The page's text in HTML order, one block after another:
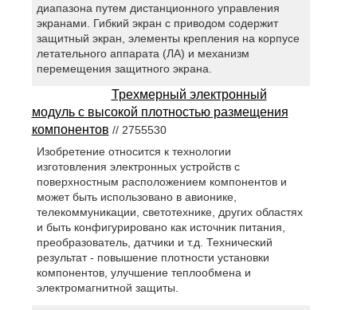
диапазона путем дистанционного управления
экранами. Гибкий экран с приводом содержит
защитный экран, элементы крепления на корпусе
летательного аппарата (ЛА) и механизм
перемещения защитного экрана.
Трехмерный электронный
модуль с высокой плотностью размещения
компонентов // 2755530
Изобретение относится к технологии
изготовления электронных устройств с
поверхностным расположением компонентов и
может быть использовано в авионике,
телекоммуникации, светотехнике, других областях
и быть конфигурировано как источник питания,
преобразователь, датчики и т.д. Технический
результат - повышение плотности установки
компонентов, улучшение теплообмена и
электромагнитной защиты.